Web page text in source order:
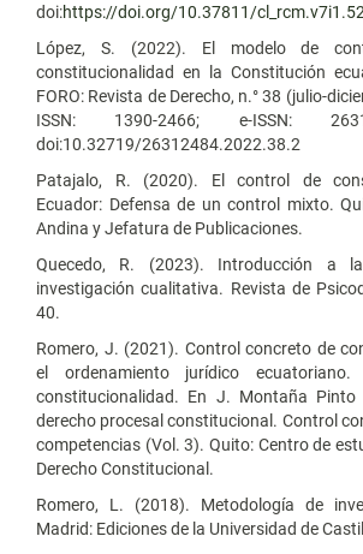
doi:https://doi.org/10.37811/
López, S. (2022). El modelo de
constitucionalidad en la Constitución
FORO: Revista de Derecho, n.° 38 (julio-
ISSN: 1390-2466; e-ISSN:
doi:10.32719/26312484.2022.38.2
Patajalo, R. (2020). El control de
Ecuador: Defensa de un control mixto.
Andina y Jefatura de Publicaciones.
Quecedo, R. (2023). Introducción a
investigación cualitativa. Revista de
40.
Romero, J. (2021). Control concreto de
el ordenamiento jurídico
constitucionalidad. En J. Montaña Pinto
derecho procesal constitucional. Control
competencias (Vol. 3). Quito: Centro de
Derecho Constitucional.
Romero, L. (2018). Metodología de
Madrid: Ediciones de la Universidad de